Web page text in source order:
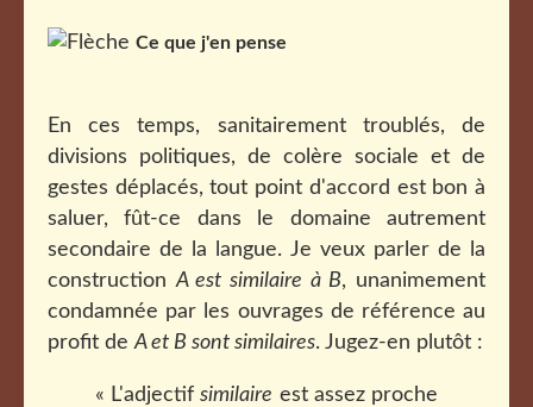
Ce que j'en pense
En ces temps, sanitairement troublés, de
divisions politiques, de colère sociale et de
gestes déplacés, tout point d'accord est bon à
saluer, fût-ce dans le domaine autrement
secondaire de la langue. Je veux parler de la
constructionA est similaire à B, unanimement
condamnée par les ouvrages de référence au
profit deA et B sont similaires. Jugez-en plutôt :
« L'adjectifsimilaire est assez proche